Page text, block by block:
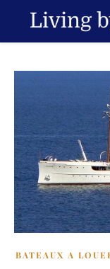
BATEAUX A